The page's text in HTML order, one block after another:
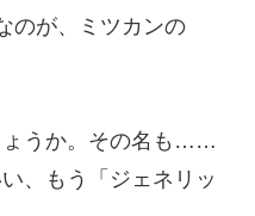
のが、ミツカンの
ょうか。その名も……
、もう「ジェネリッ